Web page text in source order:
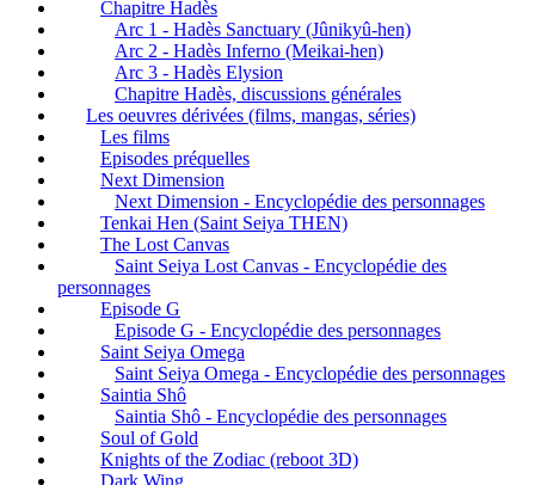
Chapitre Hadès
Arc 1 - Hadès Sanctuary (Jûnikyû-hen)
Arc 2 - Hadès Inferno (Meikai-hen)
Arc 3 - Hadès Elysion
Chapitre Hadès, discussions générales
Les oeuvres dérivées (films, mangas, séries)
Les films
Episodes préquelles
Next Dimension
Next Dimension - Encyclopédie des personnages
Tenkai Hen (Saint Seiya THEN)
The Lost Canvas
Saint Seiya Lost Canvas - Encyclopédie des
personnages
Episode G
Episode G - Encyclopédie des personnages
Saint Seiya Omega
Saint Seiya Omega - Encyclopédie des personnages
Saintia Shô
Saintia Shô - Encyclopédie des personnages
Soul of Gold
Knights of the Zodiac (reboot 3D)
Dark Wing